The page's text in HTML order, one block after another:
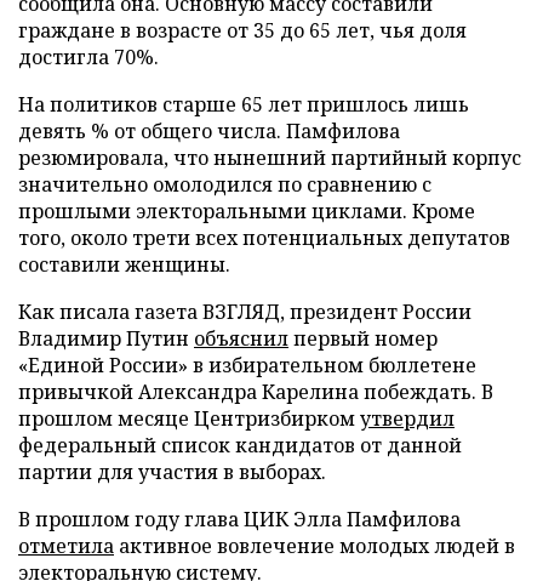
граждане в возрасте от 35 до 65 лет, чья доля
достигла 70%.
На политиков старше 65 лет пришлось лишь
девять % от общего числа. Памфилова
резюмировала, что нынешний партийный корпус
значительно омолодился по сравнению с
прошлыми электоральными циклами. Кроме
того, около трети всех потенциальных депутатов
составили женщины.
Как писала газета ВЗГЛЯД, президент России
Владимир Путин объяснилпервый номер
«Единой России» в избирательном бюллетене
привычкой Александра Карелина побеждать. В
прошлом месяце Центризбиркомутвердил
федеральный список кандидатов от данной
партии для участия в выборах.
В прошлом году глава ЦИК Элла Памфилова
отметила активное вовлечение молодых людей в
электоральную систему.